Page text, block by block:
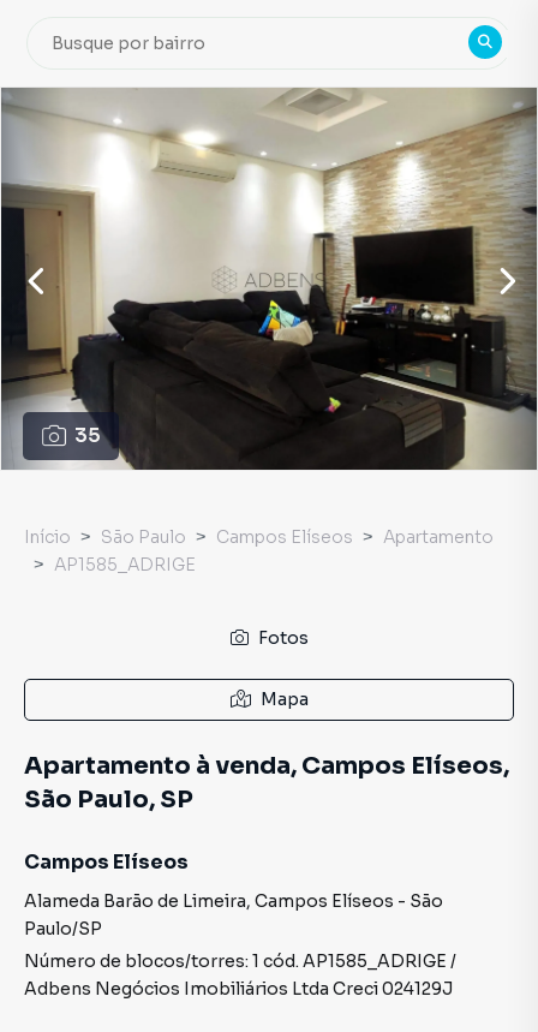
35
Início São Paulo Campos Elíseos
Apartamento
AP1585_ADRIGE
Fotos
Mapa
Apartamento à venda, Campos Elíseos,
São Paulo, SP
Campos Elíseos
Alameda Barão de Limeira, Campos Elíseos - São
Paulo/SP
Número de blocos/torres: 1 cód. AP1585_ADRIGE /
Adbens Negócios Imobiliários Ltda Creci024129J